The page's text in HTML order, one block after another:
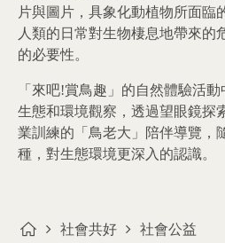
片與圖片，具象化動植物所面臨
人類的日常對生物棲息地帶來的
的必要性。
「來吧!賞鳥趣」的自然體驗活
生態和環境觀察，透過望眼鏡探
業訓練的「鳥老大」陪伴導覽，
種，對生態環境更深入的認識。
社會共好 社會公益